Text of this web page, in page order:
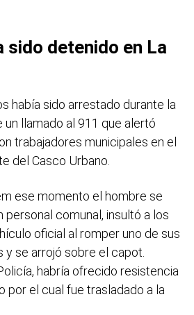
sido detenido en La
había sido arrestado durante la
un llamado al 911 que alertó
trabajadores municipales en el
del Casco Urbano.
ese momento el hombre se
comunal, insultó a los
oficial al romper uno de sus
se arrojó sobre el capot.
habría ofrecido resistencia
por el cual fue trasladado a la